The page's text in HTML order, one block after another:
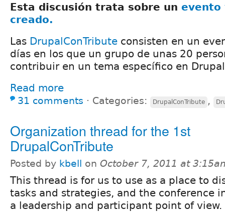
Esta discusión trata sobre un evento
creado.
Las DrupalConTribute consisten en un
días en los que un grupo de unas 20
contribuir en un tema específico en
Read more
31 comments ⋅ Categories: DrupalConTribute ,
Organization thread for the 1st
DrupalConTribute
Posted by kbell on October 7, 2011 at
This thread is for us to use as a place to
tasks and strategies, and the conference
a leadership and participant point of